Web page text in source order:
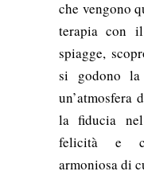
che vengono
terapia con
spiagge,
si godono la
un’atmosfera
la fiducia
felicità e
armoniosa di